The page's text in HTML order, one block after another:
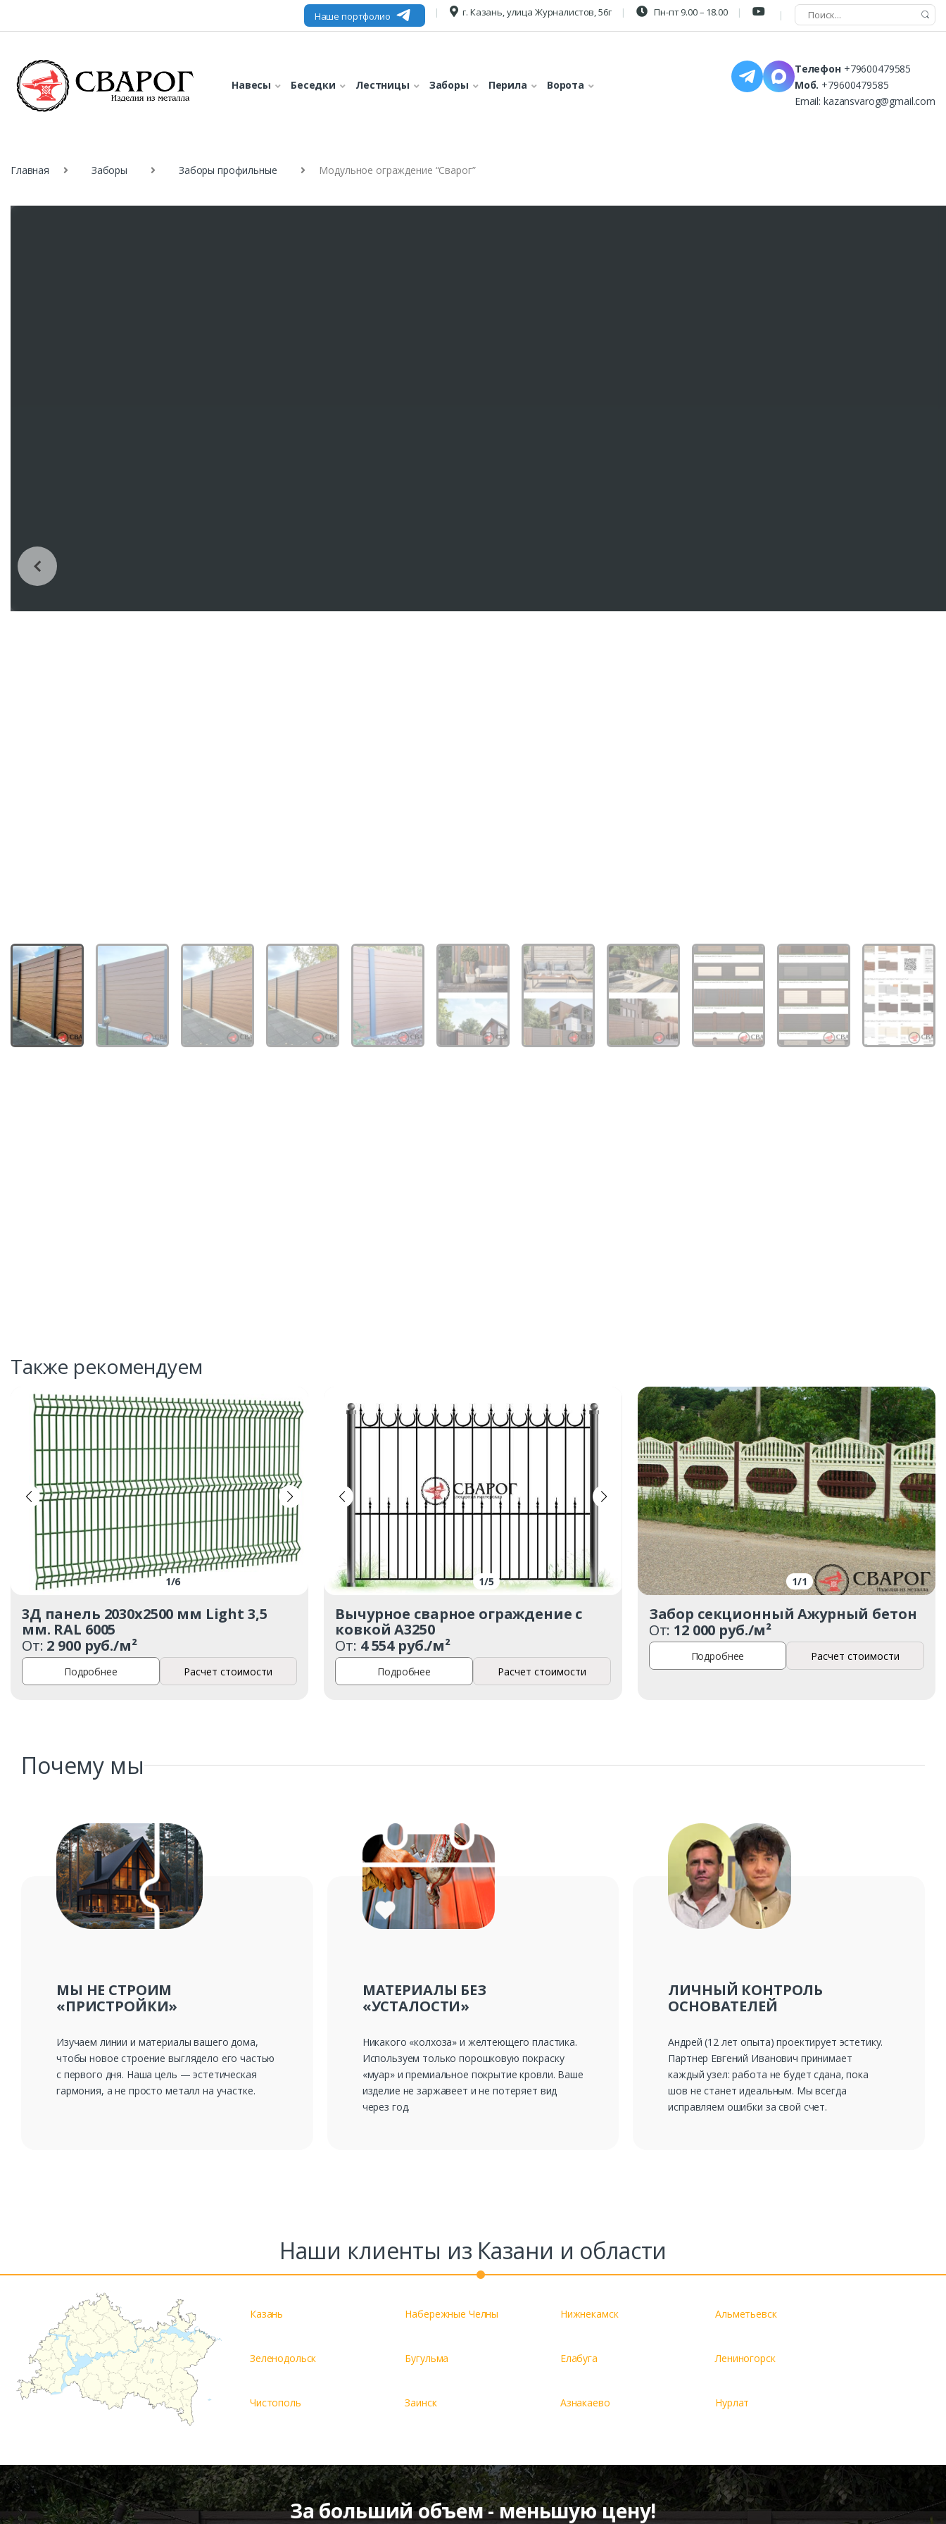
Заказать
Комментарий к заказу
Наше портфолио г. Казань, улица Журналистов, 56г Пн-пт 9.00 – 18.00
Навесы Беседки Лестницы Заборы Перила Ворота
Телефон +79600479585
Моб. +79600479585
Email: kazansvarog@gmail.com
Главная Заборы Заборы профильные Модульное ограждение “Сварог”
Также рекомендуем
1/6
3Д панель 2030х2500 мм Light 3,5
мм. RAL 6005
От: 2 900 руб./м²
Подробнее Расчет стоимости
1/5
Вычурное сварное ограждение с
ковкой А3250
От: 4 554 руб./м²
Подробнее Расчет стоимости
1/1
Забор секционный Ажурный бетон
От: 12 000 руб./м²
Подробнее Расчет стоимости
Почему мы
МЫ НЕ СТРОИМ
«ПРИСТРОЙКИ»
Изучаем линии и материалы вашего дома,
чтобы новое строение выглядело его частью
с первого дня. Наша цель — эстетическая
гармония, а не просто металл на участке.
МАТЕРИАЛЫ БЕЗ
«УСТАЛОСТИ»
Никакого «колхоза» и желтеющего пластика.
Используем только порошковую покраску
«муар» и премиальное покрытие кровли. Ваше
изделие не заржавеет и не потеряет вид
через год.
ЛИЧНЫЙ КОНТРОЛЬ
ОСНОВАТЕЛЕЙ
Андрей (12 лет опыта) проектирует эстетику.
Партнер Евгений Иванович принимает
каждый узел: работа не будет сдана, пока
шов не станет идеальным. Мы всегда
исправляем ошибки за свой счет.
Наши клиенты из Казани и области
Казань Набережные Челны Нижнекамск Альметьевск
Зеленодольск Бугульма Елабуга Лениногорск
Чистополь Заинск Азнакаево Нурлат
За больший объем - меньшую цену!